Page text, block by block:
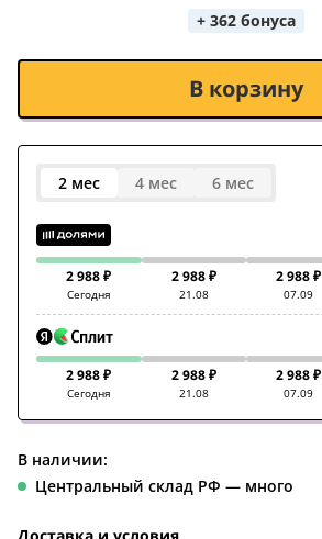
+ 362 бонуса
В корзину
2 мес 4 мес 6 мес
2 988 ₽
Сегодня
2 988 ₽
21.08
2 988 ₽
07.09
2 988 ₽
Сегодня
2 988 ₽
21.08
2 988 ₽
07.09
В наличии:
Центральный склад РФ — много